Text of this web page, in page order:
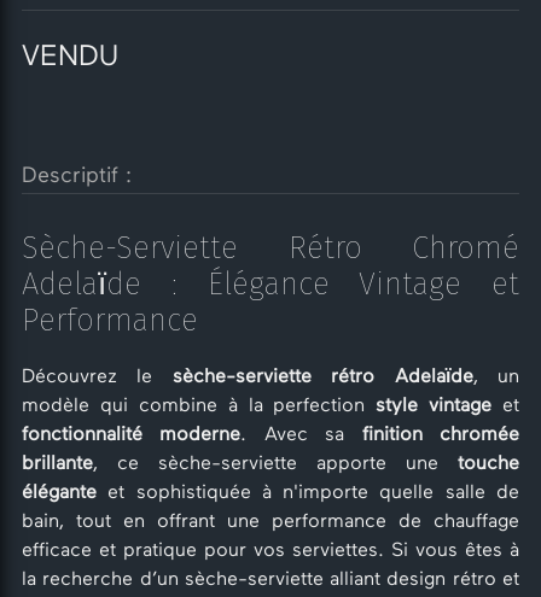
VENDU
Descriptif :
Sèche-Serviette Rétro Chromé
Adelaïde : Élégance Vintage et
Performance
Découvrez le sèche-serviette rétro Adelaïde, un
modèle qui combine à la perfectionstyle vintage et
fonctionnalité moderne. Avec sa finition chromée
brillante, ce sèche-serviette apporte une touche
élégante et sophistiquée à n'importe quelle salle de
bain, tout en offrant une performance de chauffage
efficace et pratique pour vos serviettes. Si vous êtes à
la recherche d’un sèche-serviette alliant design rétro et